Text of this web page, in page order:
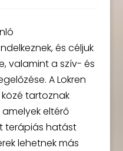
és céljuk
valamint a szív- és
A Lokren
tartoznak
eltérő
terápiás hatást
lehetnek más